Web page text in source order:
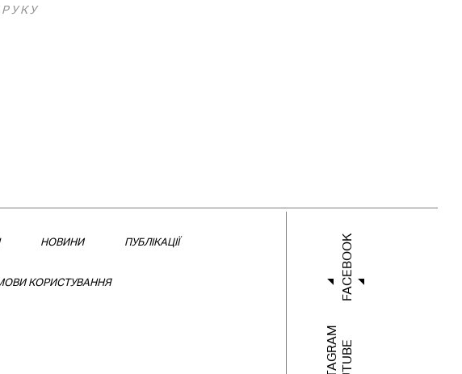
НОВИНИ ПУБЛІКАЦІЇ
КОРИСТУВАННЯ FACEBOOK